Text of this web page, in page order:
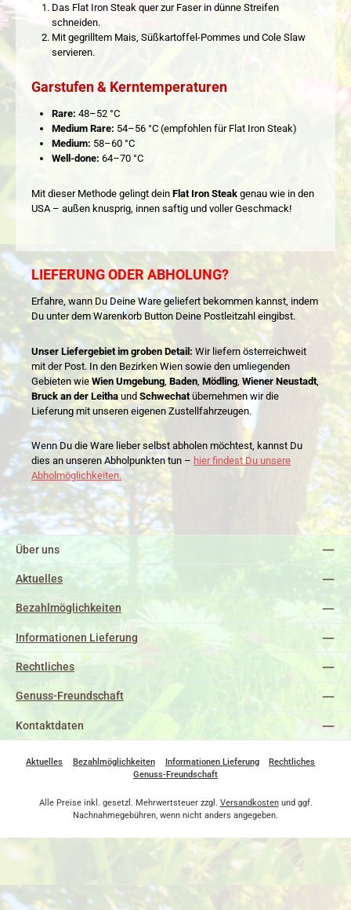
Das Flat Iron Steak quer zur Faser in dünne Streifen
schneiden.
Mit gegrilltem Mais, Süßkartoffel-Pommes und Cole Slaw
servieren.
Garstufen & Kerntemperaturen
Rare: 48–52 °C
Medium Rare: 54–56 °C (empfohlen für Flat Iron Steak)
Medium: 58–60 °C
Well-done: 64–70 °C
Mit dieser Methode gelingt dein Flat Iron Steak genau wie in den
USA – außen knusprig, innen saftig und voller Geschmack!
LIEFERUNG ODER ABHOLUNG?
Erfahre, wann Du Deine Ware geliefert bekommen kannst, indem
Du unter dem Warenkorb Button Deine Postleitzahl eingibst.
Unser Liefergebiet im groben Detail: Wir liefern österreichweit
mit der Post. In den Bezirken Wien sowie den umliegenden
Gebieten wie Wien Umgebung Baden Mödling Wiener Neustadt,
Bruck an der Leitha und Schwechat übernehmen wir die
Lieferung mit unseren eigenen Zustellfahrzeugen.
Wenn Du die Ware lieber selbst abholen möchtest, kannst Du
dies an unseren Abholpunkten tun – hier findest Du unsere
Abholmöglichkeiten.
Über uns
Aktuelles
Bezahlmöglichkeiten
Informationen Lieferung
Rechtliches
Genuss-Freundschaft
Kontaktdaten
Aktuelles Bezahlmöglichkeiten Informationen Lieferung
Rechtliches
Genuss-Freundschaft
Alle Preise inkl. gesetzl. Mehrwertsteuer zzgl. Versandkostenund ggf.
Nachnahmegebühren, wenn nicht anders angegeben.